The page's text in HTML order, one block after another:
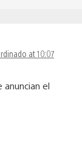
at 10:07
anuncian el